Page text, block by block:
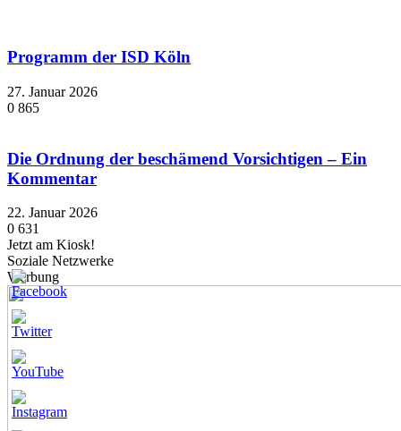
Programm der ISD Köln
27. Januar 2026
0 865
Die Ordnung der beschämend Vorsichtigen – Ein
Kommentar
22. Januar 2026
0 631
Jetzt am Kiosk!
Soziale Netzwerke
Werbung